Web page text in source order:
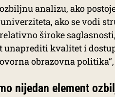
analizu, ako
ako se vodi
široke
kvalitet i
obrazovna
nijedan element